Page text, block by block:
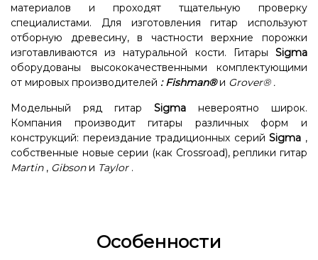
материалов и проходят тщательную проверку
специалистами. Для изготовления гитар используют
отборную древесину, в частности верхние порожки
изготавливаются из натуральной кости. Гитары Sigma
оборудованы высококачественными комплектующими
от мировых производителей :Fishman® и Grover® .
Модельный ряд гитар Sigma невероятно широк.
Компания производит гитары различных форм и
конструкций: переиздание традиционных серийSigma ,
собственные новые серии (как Crossroad), реплики гитар
Martin, Gibsonи Taylor.
Особенности